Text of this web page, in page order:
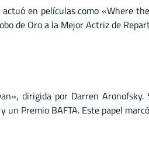
en películas como «Where
de Oro a la Mejor Actriz de
dirigida por Darren
un Premio BAFTA. Este papel